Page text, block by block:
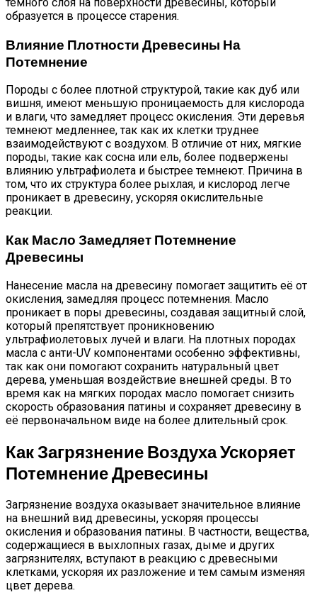
образуется в процессе старения.
Влияние Плотности Древесины На
Потемнение
Породы с более плотной структурой, такие как дуб или
вишня, имеют меньшую проницаемость для кислорода
и влаги, что замедляет процесс окисления. Эти деревья
темнеют медленнее, так как их клетки труднее
взаимодействуют с воздухом. В отличие от них, мягкие
породы, такие как сосна или ель, более подвержены
влиянию ультрафиолета и быстрее темнеют. Причина в
том, что их структура более рыхлая, и кислород легче
проникает в древесину, ускоряя окислительные
реакции.
Как Масло Замедляет Потемнение
Древесины
Нанесение масла на древесину помогает защитить её от
окисления, замедляя процесс потемнения. Масло
проникает в поры древесины, создавая защитный слой,
который препятствует проникновению
ультрафиолетовых лучей и влаги. На плотных породах
масла с анти-UV компонентами особенно эффективны,
так как они помогают сохранить натуральный цвет
дерева, уменьшая воздействие внешней среды. В то
время как на мягких породах масло помогает снизить
скорость образования патины и сохраняет древесину в
её первоначальном виде на более длительный срок.
Как Загрязнение Воздуха Ускоряет
Потемнение Древесины
Загрязнение воздуха оказывает значительное влияние
на внешний вид древесины, ускоряя процессы
окисления и образования патины. В частности, вещества,
содержащиеся в выхлопных газах, дыме и других
загрязнителях, вступают в реакцию с древесными
клетками, ускоряя их разложение и тем самым изменяя
цвет дерева.